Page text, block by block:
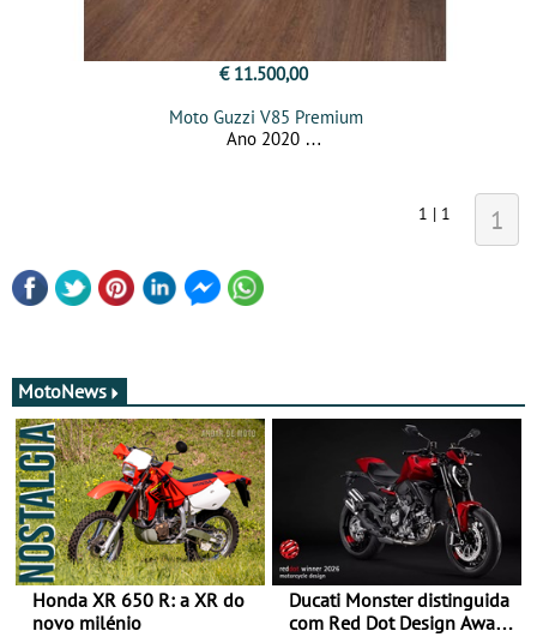
€ 11.500,00
Moto Guzzi V85 Premium
Ano 2020
1 | 1 1
MotoNews
Honda XR 650 R: a XR do
novo milénio
Ducati Monster distinguida
com Red Dot Design Award